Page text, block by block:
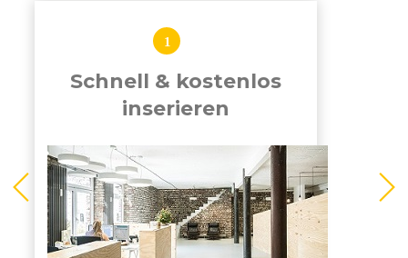
Schnell & kostenlos
inserieren